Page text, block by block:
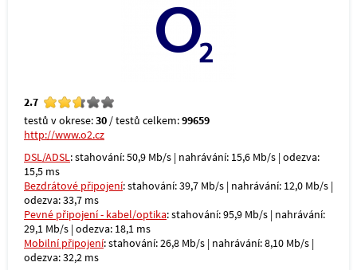
2.7
testů v okrese:30 / testů celkem:99659
http://www.o2.cz
DSL/ADSL: stahování: 50,9 Mb/s | nahrávání: 15,6 Mb/s | odezva:
15,5 ms
Bezdrátové připojení: stahování: 39,7 Mb/s | nahrávání: 12,0 Mb/s |
odezva: 33,7 ms
Pevné připojení - kabel/optika: stahování: 95,9 Mb/s | nahrávání:
29,1 Mb/s | odezva: 18,1 ms
Mobilní připojení: stahování: 26,8 Mb/s | nahrávání: 8,10 Mb/s |
odezva: 32,2 ms